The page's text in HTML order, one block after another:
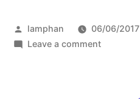
lamphan 06/06/2017
Leave a comment